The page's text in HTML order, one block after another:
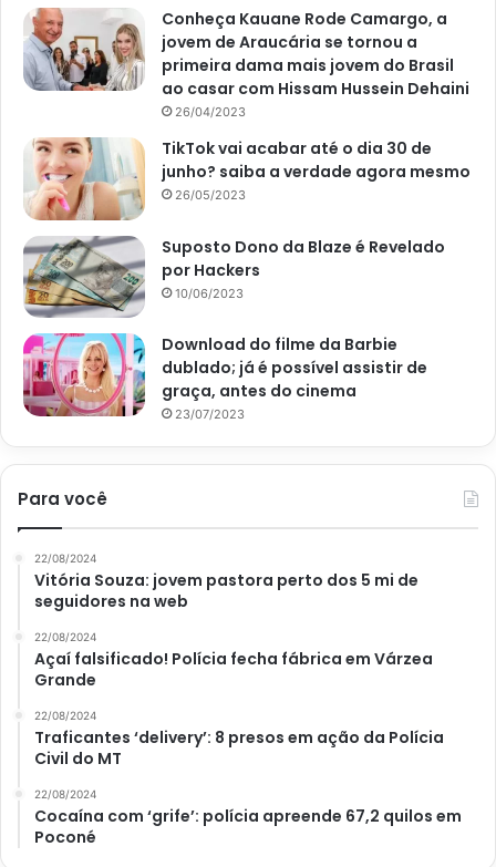
Conheça Kauane Rode Camargo, a
jovem de Araucária se tornou a
primeira dama mais jovem do Brasil
ao casar com Hissam Hussein Dehaini
26/04/2023
TikTok vai acabar até o dia 30 de
junho? saiba a verdade agora mesmo
26/05/2023
Suposto Dono da Blaze é Revelado
por Hackers
10/06/2023
Download do filme da Barbie
dublado; já é possível assistir de
graça, antes do cinema
23/07/2023
Para você
22/08/2024
Vitória Souza: jovem pastora perto dos 5 mi de
seguidores na web
22/08/2024
Açaí falsificado! Polícia fecha fábrica em Várzea
Grande
22/08/2024
Traficantes ‘delivery’: 8 presos em ação da Polícia
Civil do MT
22/08/2024
Cocaína com ‘grife’: polícia apreende 67,2 quilos em
Poconé